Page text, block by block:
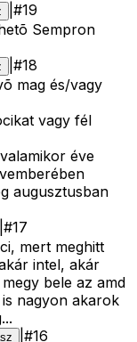
#19
Sempron
#18
mag és/vagy
vagy fél
éve
augusztusban
#17
mert meghitt
intel, akár
bele az amd
nagyon akarok
#16